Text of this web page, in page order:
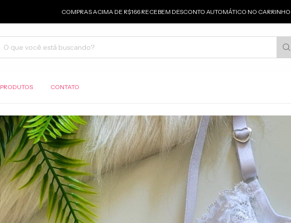
COMPRAS ACIMA DE R$166 RECEBEM DESCONTO AUTOMÁTICO NO CARRINHO
PRODUTOS CONTATO